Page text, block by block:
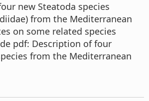
new Steatoda species
from the Mediterranean
on some related species
pdf: Description of four
from the Mediterranean